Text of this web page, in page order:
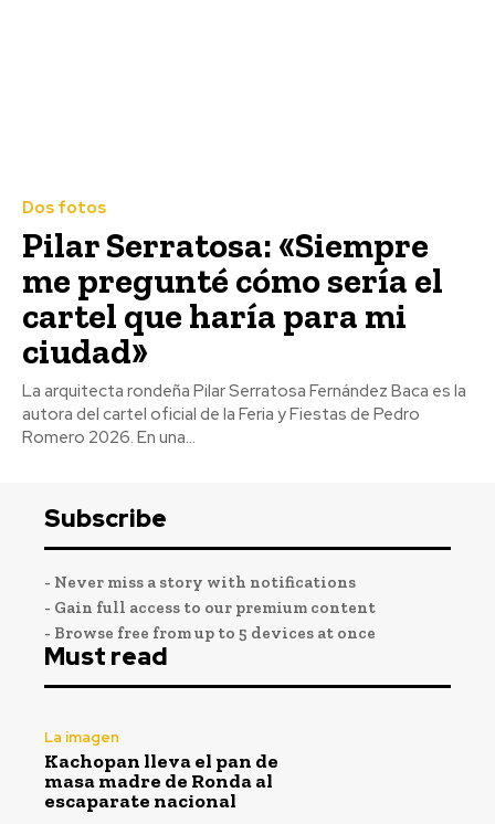
Dos fotos
Pilar Serratosa: «Siempre
me pregunté cómo sería el
cartel que haría para mi
ciudad»
La arquitecta rondeña Pilar Serratosa Fernández Baca es la
autora del cartel oficial de la Feria y Fiestas de Pedro
Romero 2026. En una...
Subscribe
- Never miss a story with notifications
- Gain full access to our premium content
- Browse free from up to 5 devices at once
Must read
La imagen
Kachopan lleva el pan de
masa madre de Ronda al
escaparate nacional